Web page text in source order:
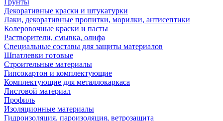
Грунты
Декоративные краски и штукатурки
Лаки, декоративные пропитки, морилки, антисептики
Колеровочные краски и пасты
Растворители, смывка, олифа
Специальные составы для защиты материалов
Шпатлевки готовые
Строительные материалы
Гипсокартон и комплектующие
Комплектующие для металлокаркаса
Листовой материал
Профиль
Изоляционные материалы
Гидроизоляция, пароизоляция, ветрозащита